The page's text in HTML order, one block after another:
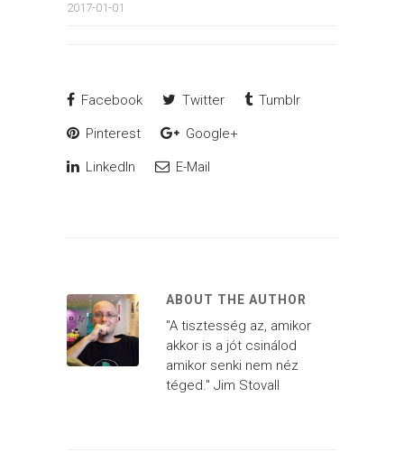
2017-01-01
Facebook Twitter Tumblr
Pinterest Google+
LinkedIn E-Mail
ABOUT THE AUTHOR
"A tisztesség az, amikor
akkor is a jót csinálod
amikor senki nem néz
téged." Jim Stovall